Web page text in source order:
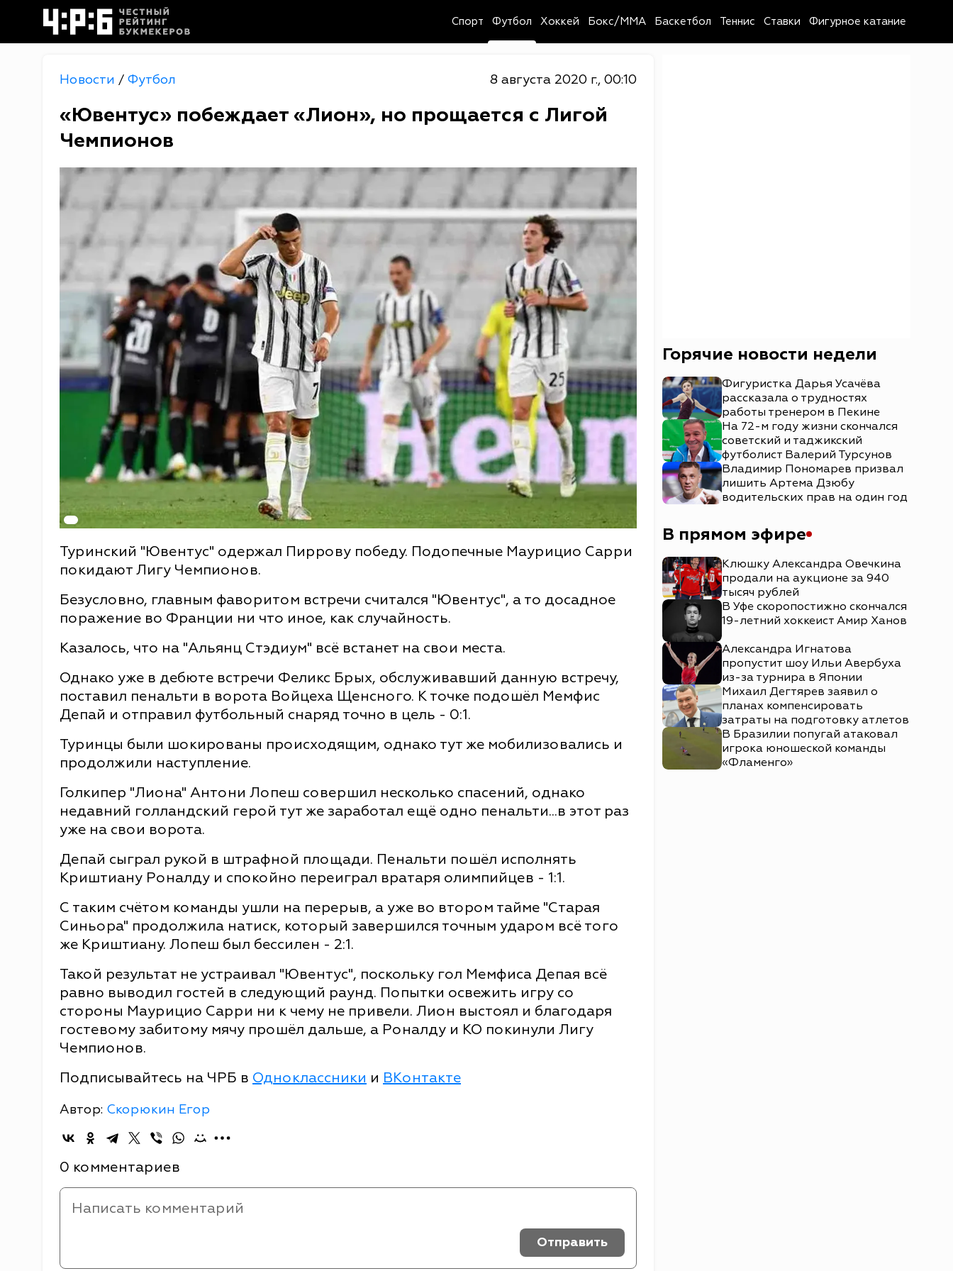
Спорт Футбол Хоккей Бокс/MMA Баскетбол Теннис Ставки Фигурное катание
Новости / Футбол 8 августа 2020 г., 00:10
«Ювентус» побеждает «Лион», но прощается с Лигой
Чемпионов
Туринский "Ювентус" одержал Пиррову победу. Подопечные Маурицио Сарри
покидают Лигу Чемпионов.
Безусловно, главным фаворитом встречи считался "Ювентус", а то досадное
поражение во Франции ни что иное, как случайность.
Казалось, что на "Альянц Стэдиум" всё встанет на свои места.
Однако уже в дебюте встречи Феликс Брых, обслуживавший данную встречу,
поставил пенальти в ворота Войцеха Щенсного. К точке подошёл Мемфис
Депай и отправил футбольный снаряд точно в цель - 0:1.
Туринцы были шокированы происходящим, однако тут же мобилизовались и
продолжили наступление.
Голкипер "Лиона" Антони Лопеш совершил несколько спасений, однако
недавний голландский герой тут же заработал ещё одно пенальти...в этот раз
уже на свои ворота.
Депай сыграл рукой в штрафной площади. Пенальти пошёл исполнять
Криштиану Роналду и спокойно переиграл вратаря олимпийцев - 1:1.
С таким счётом команды ушли на перерыв, а уже во втором тайме "Старая
Синьора" продолжила натиск, который завершился точным ударом всё того
же Криштиану. Лопеш был бессилен - 2:1.
Такой результат не устраивал "Ювентус", поскольку гол Мемфиса Депая всё
равно выводил гостей в следующий раунд. Попытки освежить игру со
стороны Маурицио Сарри ни к чему не привели. Лион выстоял и благодаря
гостевому забитому мячу прошёл дальше, а Роналду и КО покинули Лигу
Чемпионов.
Подписывайтесь на ЧРБ в Одноклассники и ВКонтакте
Автор: Скорюкин Егор
0 комментариев
Отправить
Горячие новости недели
Фигуристка Дарья Усачёва
рассказала о трудностях
работы тренером в Пекине
На 72-м году жизни скончался
советский и таджикский
футболист Валерий Турсунов
Владимир Пономарев призвал
лишить Артема Дзюбу
водительских прав на один год
В прямом эфире
Клюшку Александра Овечкина
продали на аукционе за 940
тысяч рублей
В Уфе скоропостижно скончался
19-летний хоккеист Амир Ханов
Александра Игнатова
пропустит шоу Ильи Авербуха
из-за турнира в Японии
Михаил Дегтярев заявил о
планах компенсировать
затраты на подготовку атлетов
В Бразилии попугай атаковал
игрока юношеской команды
«Фламенго»